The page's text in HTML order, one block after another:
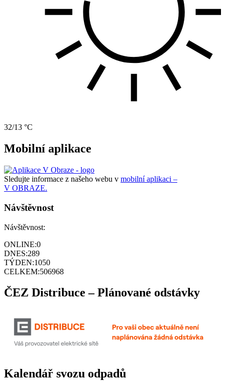
32/13 °C
Mobilní aplikace
Sledujte informace z našeho webu v mobilní aplikaci –
V OBRAZE.
Návštěvnost
Návštěvnost:
ONLINE:0
DNES:289
TÝDEN:1050
CELKEM:506968
ČEZ Distribuce – Plánované odstávky
Kalendář svozu odpadů